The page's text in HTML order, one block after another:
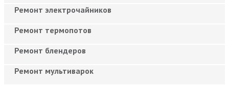
Ремонт электрочайников
Ремонт термопотов
Ремонт блендеров
Ремонт мультиварок